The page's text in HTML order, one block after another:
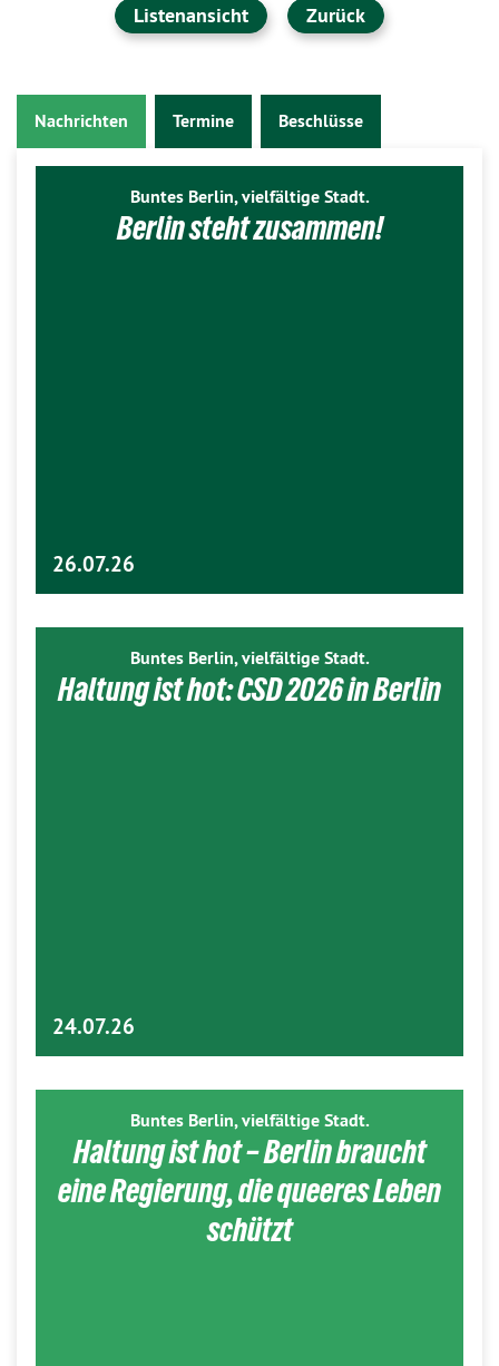
Listenansicht Zurück
Nachrichten Termine Beschlüsse
Buntes Berlin, vielfältige Stadt.
Berlin steht zusammen!
26.07.26
Buntes Berlin, vielfältige Stadt.
Haltung ist hot: CSD 2026 in Berlin
24.07.26
Buntes Berlin, vielfältige Stadt.
Haltung ist hot – Berlin braucht
eine Regierung, die queeres Leben
schützt